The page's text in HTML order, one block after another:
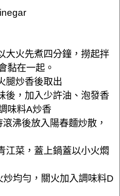
大火先煮四分鐘，撈起拌
黏在一起。
腿炒香後取出
後，加入少許油、泡發香
味料A炒香
沸後放入陽春麵炒散，
江菜，蓋上鍋蓋以小火燜
均勻，關火加入調味料D